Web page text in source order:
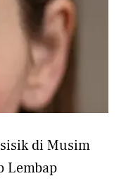
di Musim
Lembap